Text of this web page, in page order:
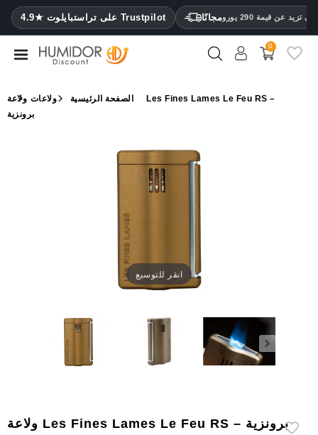
4.9★ على تراستبايلوت Trustpilot مجانًا عن قيمة 290 يورو CATEGORY
مرطب
خزائن
ترطيب
0
الصفحة الرئيسية ولاعات ولاعة Les Fines Lames Le Feu RS –
برونزية
انقر للتوسيع
ولاعة Les Fines Lames Le Feu RS – برونزية